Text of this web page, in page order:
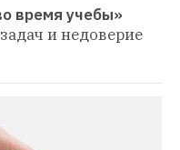
время учебы»
и недоверие